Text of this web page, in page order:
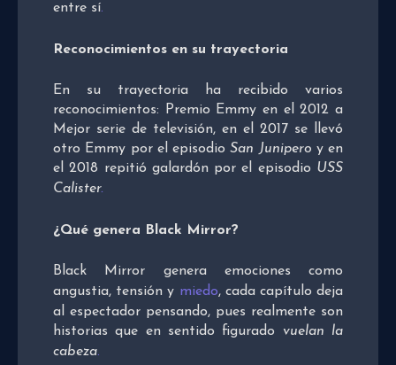
entre sí.
Reconocimientos en su trayectoria
En su trayectoria ha recibido varios
reconocimientos: Premio Emmy en el 2012 a
Mejor serie de televisión, en el 2017 se llevó
otro Emmy por el episodioSan Junipero y en
el 2018 repitió galardón por el episodio USS
Calister.
¿Qué genera Black Mirror?
Black Mirror genera emociones como
angustia, tensión y miedo, cada capítulo deja
al espectador pensando, pues realmente son
historias que en sentido figurado vuelan la
cabeza.